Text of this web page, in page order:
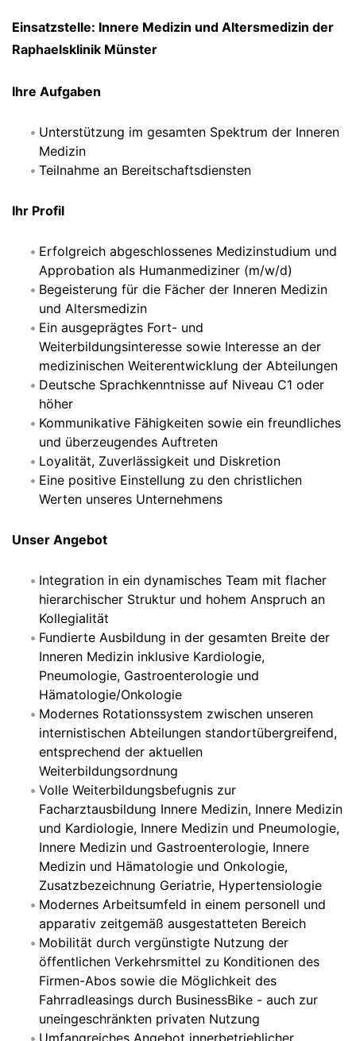
Einsatzstelle: Innere Medizin und Altersmedizin der
Raphaelsklinik Münster
Ihre Aufgaben
Unterstützung im gesamten Spektrum der Inneren
Medizin
Teilnahme an Bereitschaftsdiensten
Ihr Profil
Erfolgreich abgeschlossenes Medizinstudium und
Approbation als Humanmediziner (m/w/d)
Begeisterung für die Fächer der Inneren Medizin
und Altersmedizin
Ein ausgeprägtes Fort- und
Weiterbildungsinteresse sowie Interesse an der
medizinischen Weiterentwicklung der Abteilungen
Deutsche Sprachkenntnisse auf Niveau C1 oder
höher
Kommunikative Fähigkeiten sowie ein freundliches
und überzeugendes Auftreten
Loyalität, Zuverlässigkeit und Diskretion
Eine positive Einstellung zu den christlichen
Werten unseres Unternehmens
Unser Angebot
Integration in ein dynamisches Team mit flacher
hierarchischer Struktur und hohem Anspruch an
Kollegialität
Fundierte Ausbildung in der gesamten Breite der
Inneren Medizin inklusive Kardiologie,
Pneumologie, Gastroenterologie und
Hämatologie/Onkologie
Modernes Rotationssystem zwischen unseren
internistischen Abteilungen standortübergreifend,
entsprechend der aktuellen
Weiterbildungsordnung
Volle Weiterbildungsbefugnis zur
Facharztausbildung Innere Medizin, Innere Medizin
und Kardiologie, Innere Medizin und Pneumologie,
Innere Medizin und Gastroenterologie, Innere
Medizin und Hämatologie und Onkologie,
Zusatzbezeichnung Geriatrie, Hypertensiologie
Modernes Arbeitsumfeld in einem personell und
apparativ zeitgemäß ausgestatteten Bereich
Mobilität durch vergünstigte Nutzung der
öffentlichen Verkehrsmittel zu Konditionen des
Firmen-Abos sowie die Möglichkeit des
Fahrradleasings durch BusinessBike - auch zur
uneingeschränkten privaten Nutzung
Umfangreiches Angebot innerbetrieblicher